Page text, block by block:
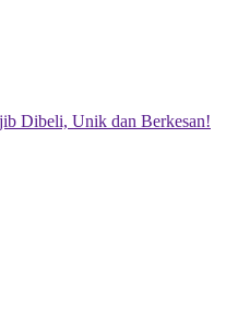
Dibeli, Unik dan Berkesan!